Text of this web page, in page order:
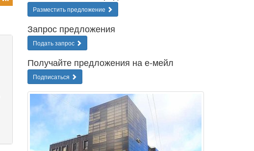
Разместить предложение
Запрос предложения
Подать запрос
Получайте предложения на е-мейл
Подписаться